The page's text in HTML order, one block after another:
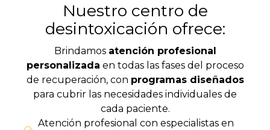
Nuestro centro de
desintoxicación ofrece:
Brindamos atención profesional
personalizada en todas las fases del proceso
de recuperación, con programas diseñados
para cubrir las necesidades individuales de
cada paciente.
Atención profesional con especialistas en